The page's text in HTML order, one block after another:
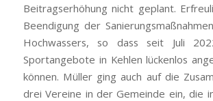
Beitragserhöhung nicht geplant.
Beendigung der
Hochwassers, so dass seit Juli
Sportangebote in Kehlen lückenlos
können. Müller ging auch auf die
drei Vereine in der Gemeinde ein, die